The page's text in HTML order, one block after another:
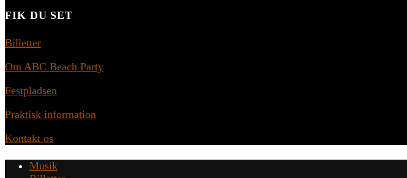
FIK DU SET
Billetter
Om ABC Beach Party
Festpladsen
Praktisk information
Kontakt os
Musik